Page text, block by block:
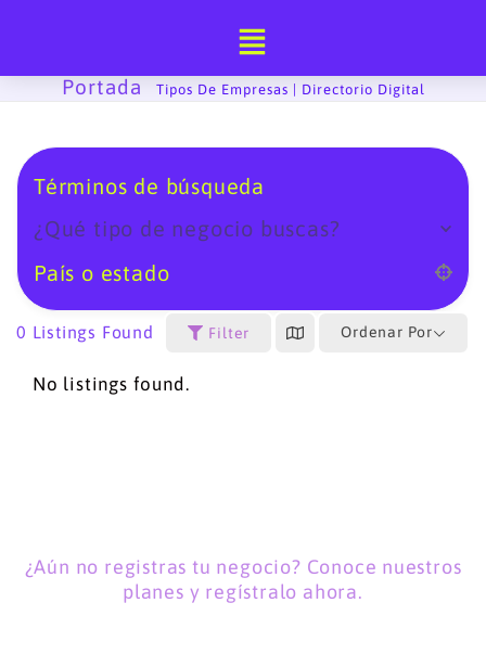
Portada
Tipos De Empresas | Directorio Digital
Términos de búsqueda
¿Qué tipo de negocio buscas?
País o estado
0 Listings Found Filter Ordenar Por
No listings found.
¿Aún no registras tu negocio? Conoce nuestros
planes y regístralo ahora.